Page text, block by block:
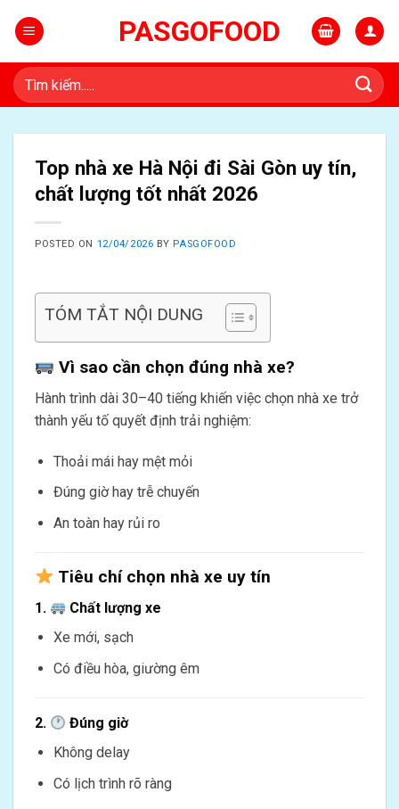
PASGOFOOD
Tìm
kiếm:
Top nhà xe Hà Nội đi Sài Gòn uy tín,
chất lượng tốt nhất 2026
POSTED ON 12/04/2026 BY PASGOFOOD
TÓM TẮT NỘI DUNG
Vì sao cần chọn đúng nhà xe?
Hành trình dài 30–40 tiếng khiến việc chọn nhà xe trở
thành yếu tố quyết định trải nghiệm:
Thoải mái hay mệt mỏi
Đúng giờ hay trễ chuyến
An toàn hay rủi ro
Tiêu chí chọn nhà xe uy tín
1.
Chất lượng xe
Xe mới, sạch
Có điều hòa, giường êm
2.
Đúng giờ
Không delay
Có lịch trình rõ ràng